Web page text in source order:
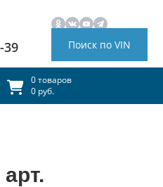
39 Поиск по VIN
0 товаров
0 руб.